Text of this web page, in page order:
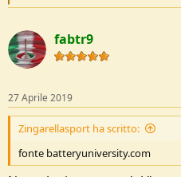
c
t
i
o
s
:
fabtr9
27 Aprile 2019
Zingarellasport ha scritto:
fonte batteryuniversity.com